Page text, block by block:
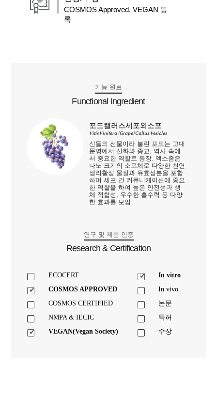
COSMOS Approved, VEGAN 등
록
기능 원료
Functional Ingredient
포도캘러스세포외소포
Vitis Vinifera (Grape) Callus Vesicles
신들의 선물이라 불린 포도는 고대
문명에서 신화와 종교, 역사 속에
서 중요한 역할로 등장. 엑소좀은
나노 크기의 소포체로 다양한 천연
생리활성 물질과 유효성분을 포함
하며 세포 간 커뮤니케이션에 중요
한 역할을 하여 높은 안전성과 생
체 적합성, 우수한 흡수력 등 다양
한 효과를 보임
연구 및 제품 인증
Research & Certification
ECOCERT
In vitro
COSMOS APPROVED
In vivo
COSMOS CERTIFIED
논문
NMPA & IECIC
특허
VEGAN(Vegan Society)
수상